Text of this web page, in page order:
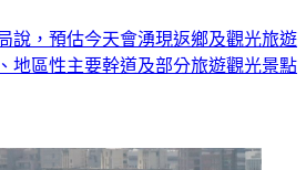
說，預估今天會湧現返鄉及觀光旅遊
地區性主要幹道及部分旅遊觀光景點